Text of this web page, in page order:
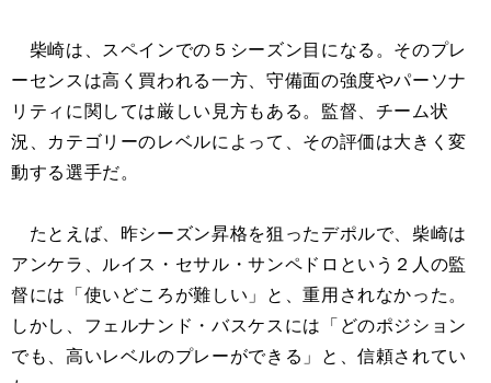
柴崎は、スペインでの５シーズン目になる。そのプレ
ーセンスは高く買われる一方、守備面の強度やパーソナ
リティに関しては厳しい見方もある。監督、チーム状
況、カテゴリーのレベルによって、その評価は大きく変
動する選手だ。
たとえば、昨シーズン昇格を狙ったデポルで、柴崎は
アンケラ、ルイス・セサル・サンペドロという２人の監
督には「使いどころが難しい」と、重用されなかった。
しかし、フェルナンド・バスケスには「どのポジション
でも、高いレベルのプレーができる」と、信頼されてい